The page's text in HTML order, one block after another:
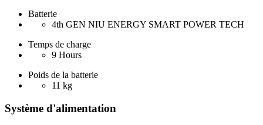
Batterie
4th GEN NIU ENERGY SMART POWER TECH
Temps de charge
9 Hours
Poids de la batterie
11 kg
Système d'alimentation